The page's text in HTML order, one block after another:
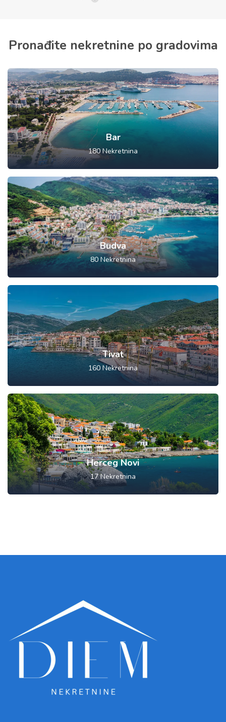
Pronađite nekretnine po gradovima
Bar
180 Nekretnina
Budva
80 Nekretnina
Tivat
160 Nekretnina
Herceg Novi
17Nekretnina